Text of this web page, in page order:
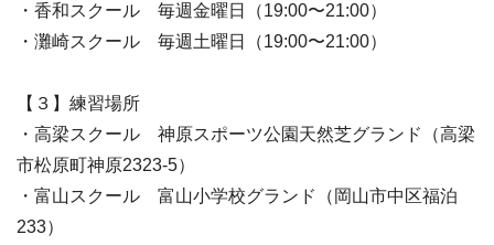
・香和スクール 毎週金曜日（19:00〜21:00）
・灘崎スクール 毎週土曜日（19:00〜21:00）
【３】練習場所
・高梁スクール 神原スポーツ公園天然芝グランド（高梁
市松原町神原2323-5）
・富山スクール 富山小学校グランド（岡山市中区福泊
233）